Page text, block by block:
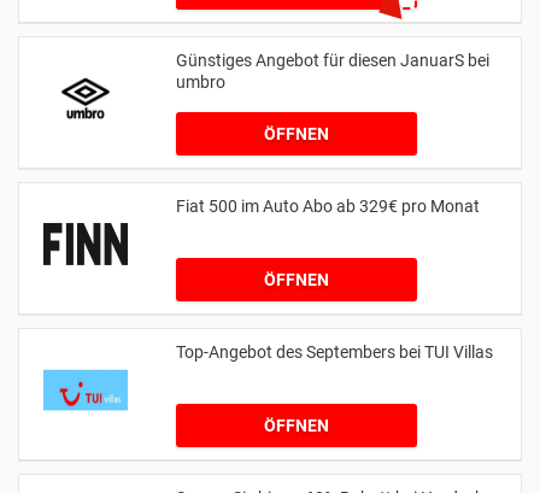
Günstiges Angebot für diesen JanuarS bei
umbro
ÖFFNEN
Fiat 500 im Auto Abo ab 329€ pro Monat
ÖFFNEN
Top-Angebot des Septembers bei TUI Villas
ÖFFNEN